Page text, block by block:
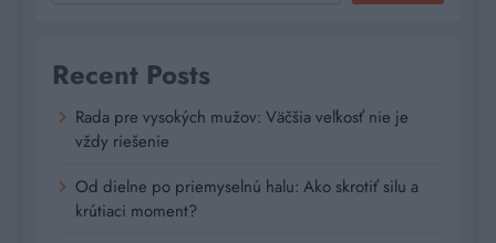
Recent Posts
Rada pre vysokých mužov: Väčšia veľkosť nie je
vždy riešenie
Od dielne po priemyselnú halu: Ako skrotiť silu a
krútiaci moment?